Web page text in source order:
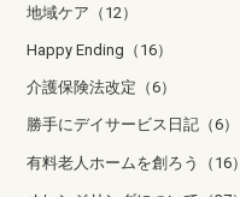
地域ケア（12）
Happy Ending（16）
介護保険法改定（6）
勝手にデイサービス日記（6）
有料老人ホームを創ろう（16）